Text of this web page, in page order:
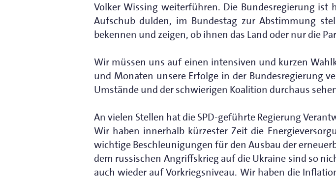
Volker Wissing weiterführen. Die Bundesregierung
Aufschub dulden, im Bundestag zur Abstimmung
bekennen und zeigen, ob ihnen das Land oder nur die
Wir müssen uns auf einen intensiven und kurzen
und Monaten unsere Erfolge in der Bundesregierung
Umstände und der schwierigen Koalition durchaus
An vielen Stellen hat die SPD-geführte Regierung
Wir haben innerhalb kürzester Zeit die
wichtige Beschleunigungen für den Ausbau der
dem russischen Angriffskrieg auf die Ukraine sind so
auch wieder auf Vorkriegsniveau. Wir haben die